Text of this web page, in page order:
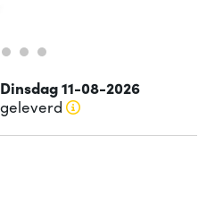
Dinsdag 11-08-2026
geleverd